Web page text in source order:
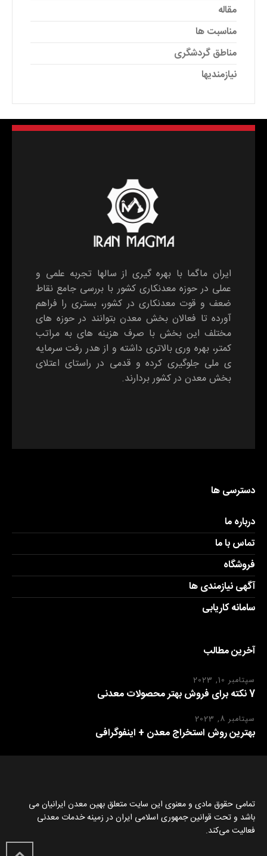
مقاله
مناسبت ها
مناطق گردشگری
نیازمندیها
ایران ماگما با بهره گیری از سالها تجربه علمی و
عملی در حوزه معدنکاری کشور با بررسی جامع نقاط
ضعف و قوت معدنکاری در کشور، بستری را فراهم
آورده تا فعالان بخش معدن بتوانند در حوزه های
مختلف این بخش با صرف هزینه های به مراتب
کمتر، بهره وری بالاتری داشته و از هدر رفت سرمایه
ی ملی جلوگیری کرده و قدمی در راستای اعتلای
بخش معدن در کشور بردارند.
دسترسی ها
درباره ما
تماس با ما
فروشگاه
آگهی نیازمندی ها
سامانه کاریابی
آخرین مطالب
سپتامبر 10, 2023
7 نکته برای فروش بهتر محصولات معدنی
سپتامبر 8, 2023
بهترین روش استخراج معدن + اینفوگرافی
تمامی حقوق مادی و معنوی این سایت متعلق بهین معدن ایرانیان می
باشد و تحت قوانین جمهوری اسلامی ایران در زمینه خدمات معدنی
فعالیت می‌کند.